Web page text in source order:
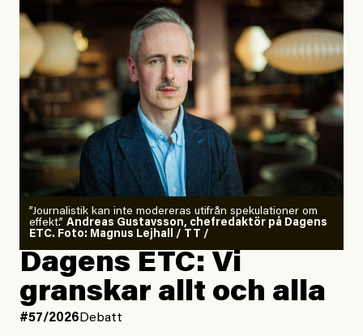
”Journalistik kan inte modereras utifrån spekulationer om
effekt.” Andreas Gustavsson, chefredaktör på Dagens
ETC. Foto: Magnus Lejhall / TT /
Dagens ETC: Vi
granskar allt och alla
#57/2026 Debatt